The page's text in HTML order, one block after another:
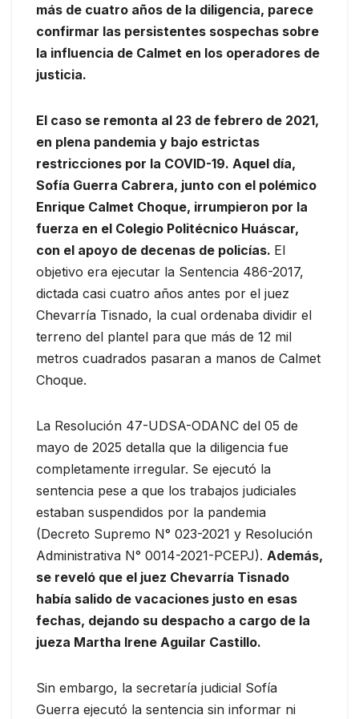
más de cuatro años de la diligencia, parece
confirmar las persistentes sospechas sobre
la influencia de Calmet en los operadores de
justicia.
El caso se remonta al 23 de febrero de 2021,
en plena pandemia y bajo estrictas
restricciones por la COVID-19. Aquel día,
Sofía Guerra Cabrera, junto con el polémico
Enrique Calmet Choque, irrumpieron por la
fuerza en el Colegio Politécnico Huáscar,
con el apoyo de decenas de policías. El
objetivo era ejecutar la Sentencia 486-2017,
dictada casi cuatro años antes por el juez
Chevarría Tisnado, la cual ordenaba dividir el
terreno del plantel para que más de 12 mil
metros cuadrados pasaran a manos de Calmet
Choque.
La Resolución 47-UDSA-ODANC del 05 de
mayo de 2025 detalla que la diligencia fue
completamente irregular. Se ejecutó la
sentencia pese a que los trabajos judiciales
estaban suspendidos por la pandemia
(Decreto Supremo N° 023-2021 y Resolución
Administrativa N° 0014-2021-PCEPJ). Además,
se reveló que el juez Chevarría Tisnado
había salido de vacaciones justo en esas
fechas, dejando su despacho a cargo de la
jueza Martha Irene Aguilar Castillo.
Sin embargo, la secretaría judicial Sofía
Guerra ejecutó la sentencia sin informar ni